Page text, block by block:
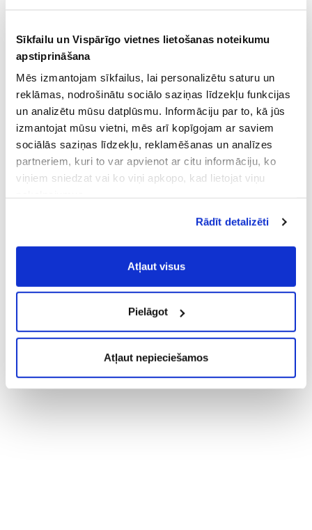
Sīkfailu un Vispārīgo vietnes lietošanas noteikumu
apstiprināšana
Mēs izmantojam sīkfailus, lai personalizētu saturu un
reklāmas, nodrošinātu sociālo saziņas līdzekļu funkcijas
un analizētu mūsu datplūsmu. Informāciju par to, kā jūs
izmantojat mūsu vietni, mēs arī kopīgojam ar saviem
sociālās saziņas līdzekļu, reklamēšanas un analīzes
partneriem, kuri to var apvienot ar citu informāciju, ko
viņiem sniedzat vai ko viņi apkopo, kad lietojat viņu
Vispārīgiem vietnes lietošanas
noteikumiem(saīsināti - VVLN).
Rādīt detalizēti
Atļaut visus
Pielāgot
Atļaut nepieciešamos